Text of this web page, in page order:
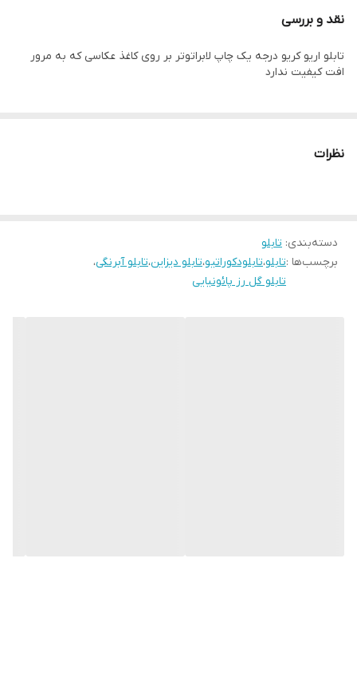
نقد و بررسی
تابلو اریو کریو درجه یک چاپ لابراتوتر بر روی کاغذ عکاسی که به مرور
افت کیفیت ندارد
نظرات
دسته‌بندی: تابلو
برچسب‌ها :تابلو،تابلودکوراتیو،تابلو دیزاین،تابلو آبرنگی،
تابلو گل رز پائونیایی